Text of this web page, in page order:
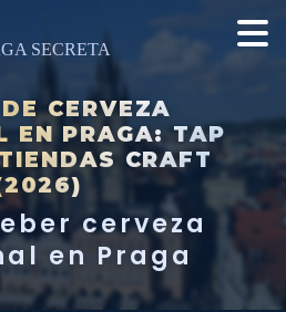
SECRETA
CERVEZA
EN PRAGA: TAP
CRAFT
cerveza
en Praga